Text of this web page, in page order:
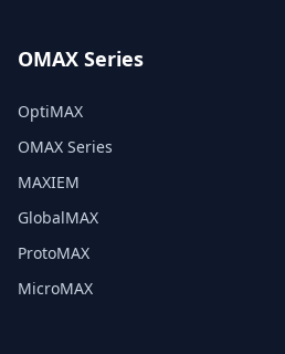
OMAX Series
OptiMAX
OMAX Series
MAXIEM
GlobalMAX
ProtoMAX
MicroMAX